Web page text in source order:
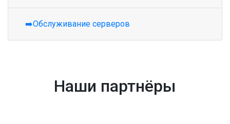
➡️Обслуживание серверов
Наши партнёры